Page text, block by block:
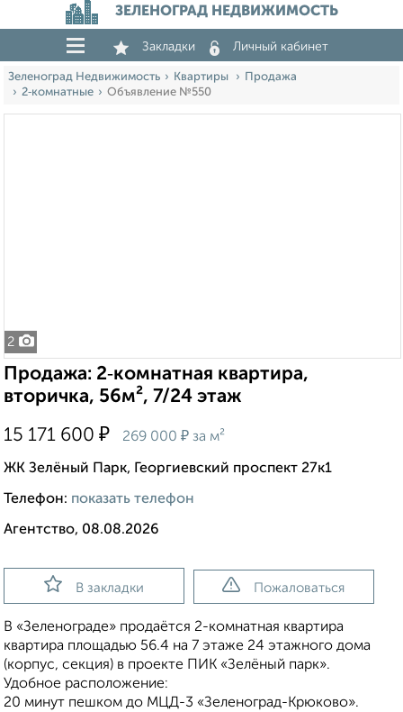
ЗЕЛЕНОГРАД НЕДВИЖИМОСТЬ
Закладки Личный кабинет
Зеленоград Недвижимость Квартиры
Продажа
2‑комнатные
Объявление №550
2
Продажа: 2‑комнатная квартира,
вторичка, 56м², 7/24 этаж
15 171 600 ₽ 269 000 ₽ за м²
ЖК Зелёный Парк, Георгиевский проспект 27к1
Телефон: показать телефон
Агентство, 08.08.2026
В закладки Пожаловаться
В «Зеленограде» продаётся 2-комнатная квартира
квартира площадью 56.4 на 7 этаже 24 этажного дома
(корпус, секция) в проекте ПИК «Зелёный парк».
Удобное расположение:
20 минут пешком до МЦД-3 «Зеленоград-Крюково».